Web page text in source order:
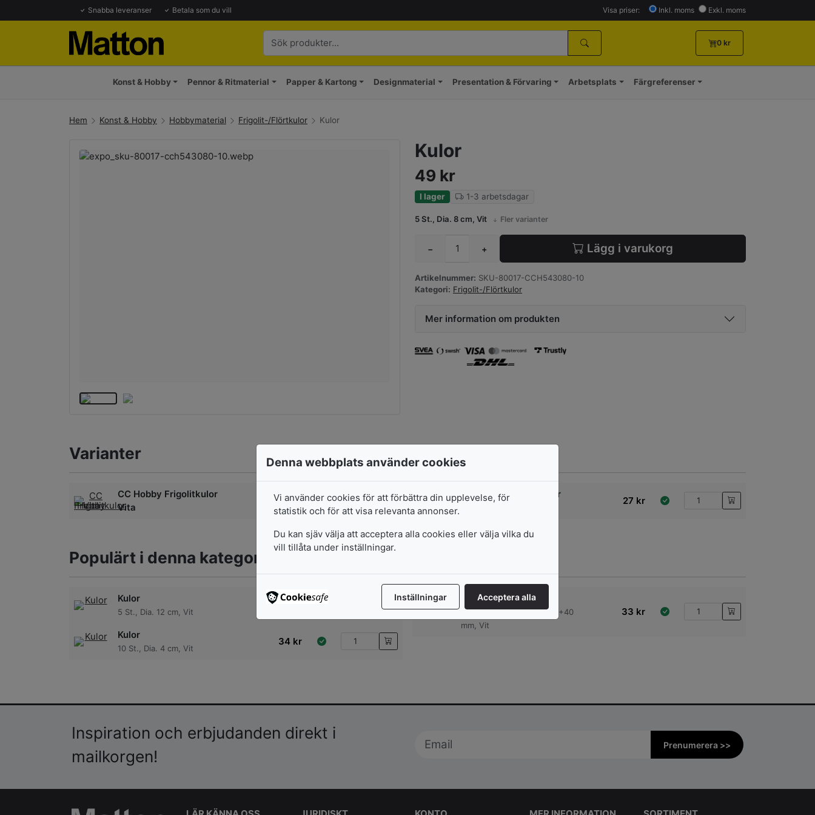
Snabba leveranser Betala som du vill Visa priser: Inkl. moms Exkl. moms
0 kr
Konst & Hobby Pennor & Ritmaterial Papper & Kartong Designmaterial Presentation & Förvaring Arbetsplats Färgreferenser
Hem Konst & Hobby Hobbymaterial Frigolit-/Flörtkulor Kulor
Kulor
49 kr
I lager 1-3 arbetsdagar
5 St., Dia. 8 cm, Vit Fler varianter
− + Lägg i varukorg
Artikelnummer: SKU-80017-CCH543080-10
Kategori: Frigolit-/Flörtkulor
Mer information om produkten
Varianter
CC Hobby Frigolitkulor
Vita
25kr
CC Hobby Frigolitkulor
27 kr
Populärt i denna kategori
Kulor
5 St., Dia. 12 cm, Vit
112 kr
Kulor
10 St., Dia. 4 cm, Vit
34 kr
Kulor
1 Förp., 12 St., Dia. 20+30+40
mm, Vit
33 kr
Inspiration och erbjudanden direkt i
mailkorgen!
Prenumerera >>
Denna webbplats använder cookies
Vi använder cookies för att förbättra din upplevelse, för
statistik och för att visa relevanta annonser.
Du kan sjäv välja att acceptera alla cookies eller välja vilka du
vill tillåta under inställningar.
Inställningar Acceptera alla